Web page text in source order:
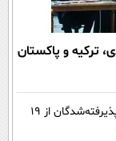
ترکیه و پاکستان
نتایج آزمون مدارس سمپاد اعلام شد/ ثبت‌نام پذیرفته‌شدگان از ۱۹